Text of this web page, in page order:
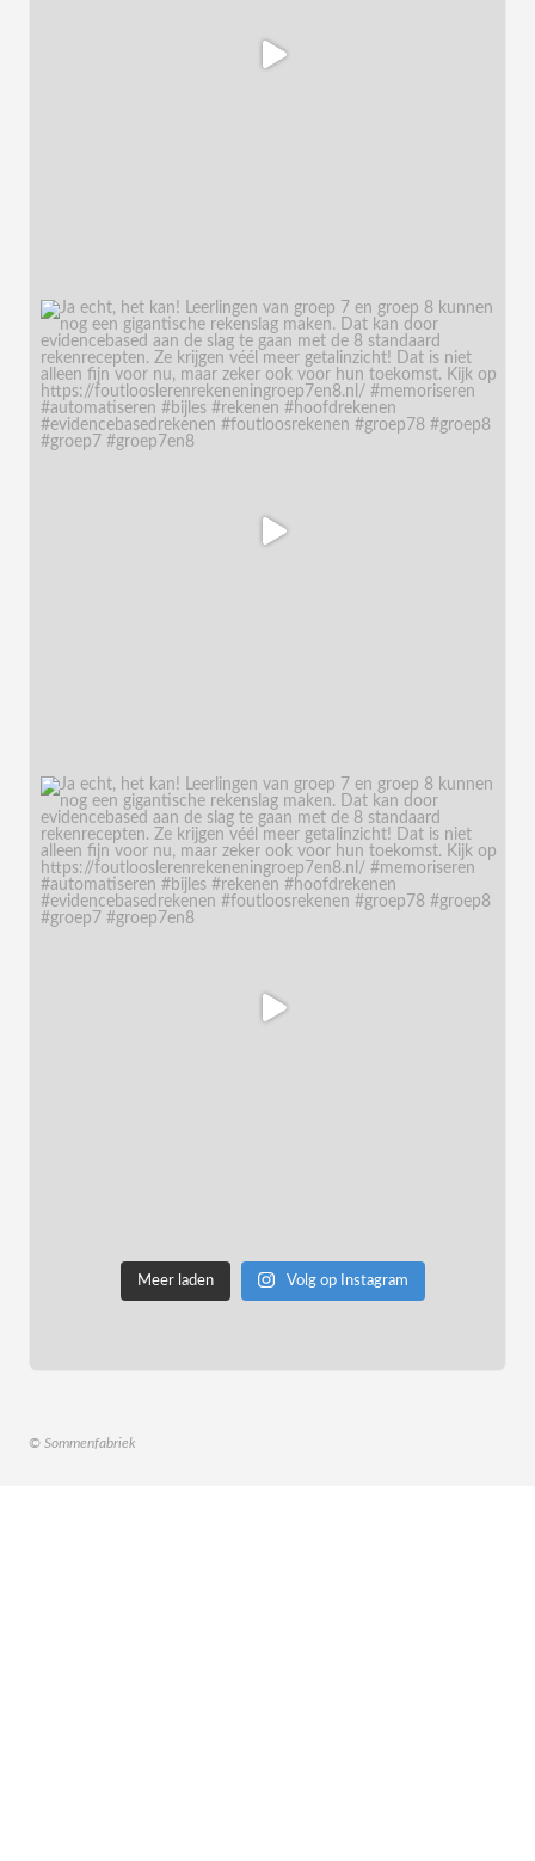
Meer laden Volg op Instagram
© Sommenfabriek